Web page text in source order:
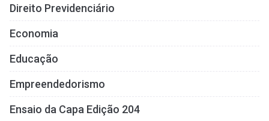
Direito Previdenciário
Economia
Educação
Empreendedorismo
Ensaio da Capa Edição 204